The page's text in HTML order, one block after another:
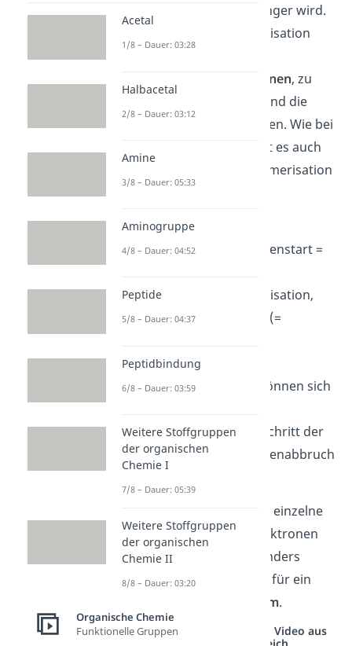
länger wird.
Neben der Kettenpolymerisation
Stufenwachstumsreaktionen, zu
und die
Polykondensation
gehören. Wie bei
gibt es auch
bei der radikalischen Polymerisation
4 Teilschritte:
Initiation
Polymerisation (= Kettenstart =
Propagation
: Polymerisation,
also Kettenwachstum (=
Kettenübertragung:
entstandene Ketten können sich
Termination: letzter Schritt der
Polymerisation (= Kettenabbruch
Radikale sind Teilchen, die einzelne
und damit ungepaarte Elektronen
besitzen. Diese sind besonders
reaktivund sorgen damit für ein
Kettenwachstum.
Studyflix vernetzt: Hier ein Video aus
Acetal
1/8 – Dauer: 03:28
Halbacetal
2/8 – Dauer: 03:12
Amine
3/8 – Dauer: 05:33
Aminogruppe
4/8 – Dauer: 04:52
Peptide
5/8 – Dauer: 04:37
Peptidbindung
6/8 – Dauer: 03:59
Weitere Stoffgruppen
der organischen
Chemie I
7/8 – Dauer: 05:39
Weitere Stoffgruppen
der organischen
Chemie II
8/8 – Dauer: 03:20
Organische Chemie
Funktionelle Gruppen